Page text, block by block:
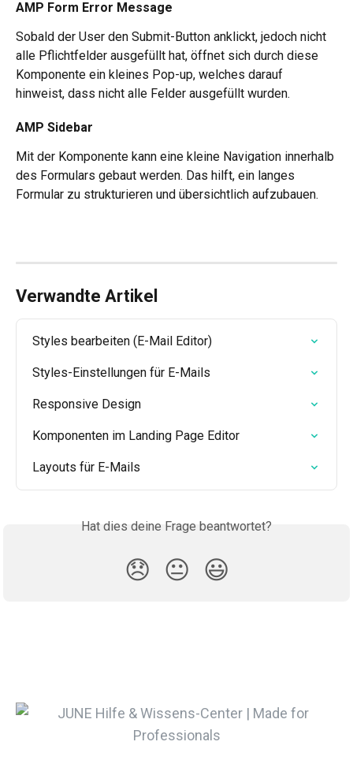
AMP Form Error Message
Sobald der User den Submit-Button anklickt, jedoch nicht
alle Pflichtfelder ausgefüllt hat, öffnet sich durch diese
Komponente ein kleines Pop-up, welches darauf
hinweist, dass nicht alle Felder ausgefüllt wurden.
AMP Sidebar
Mit der Komponente kann eine kleine Navigation innerhalb
des Formulars gebaut werden. Das hilft, ein langes
Formular zu strukturieren und übersichtlich aufzubauen.
Verwandte Artikel
Styles bearbeiten (E-Mail Editor)
Styles-Einstellungen für E-Mails
Responsive Design
Komponenten im Landing Page Editor
Layouts für E-Mails
Hat dies deine Frage beantwortet?
😞 😐 😃